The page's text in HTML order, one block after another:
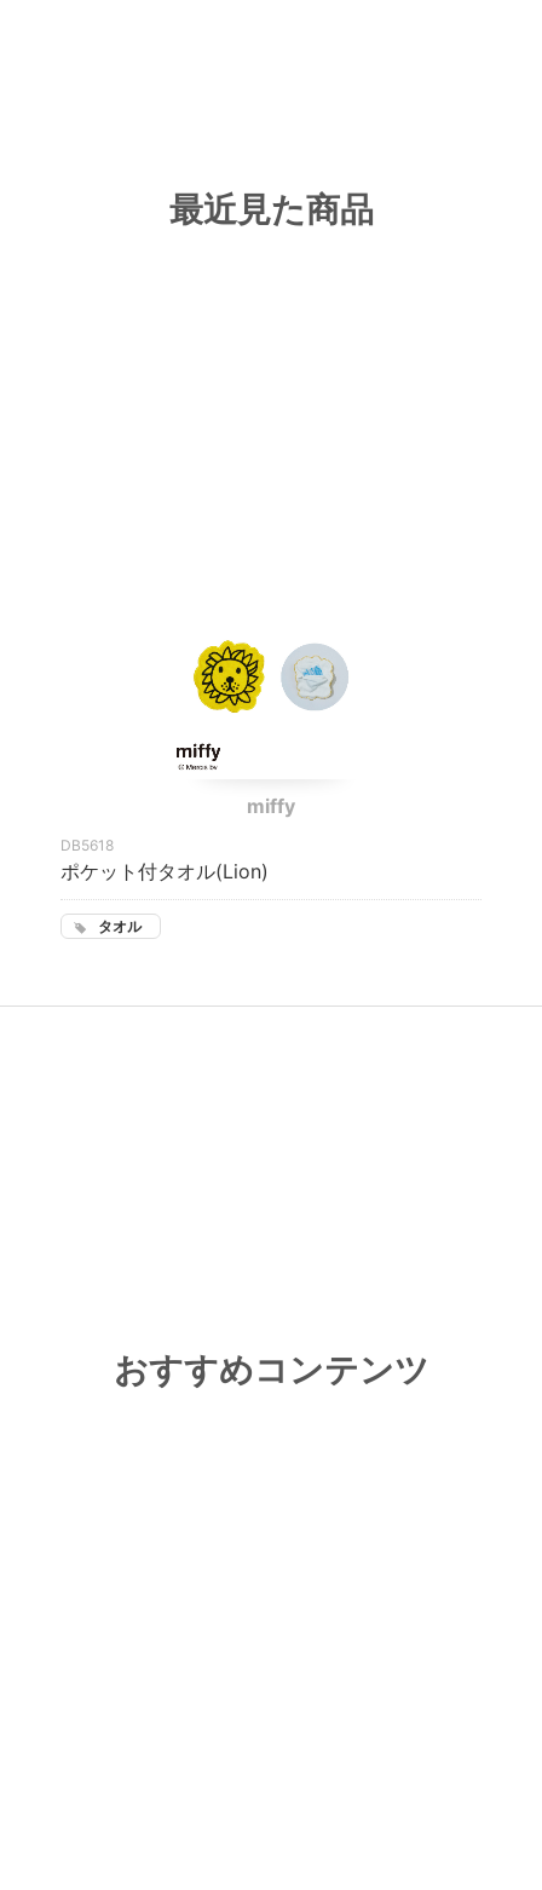
最近見た商品
miffy
DB5618
ポケット付タオル(Lion)
タオル
おすすめコンテンツ